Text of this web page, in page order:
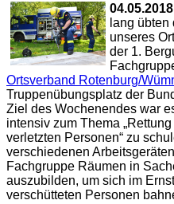
04.05.2018
lang
unseres
der 1.
Ortsverband Rotenburg/
Truppenübungsplatz der
Ziel des Wochenendes war
intensiv zum Thema
verletzten Personen“ zu
verschiedenen
Fachgruppe Räumen in
auszubilden, um sich im
verschütteten Personen